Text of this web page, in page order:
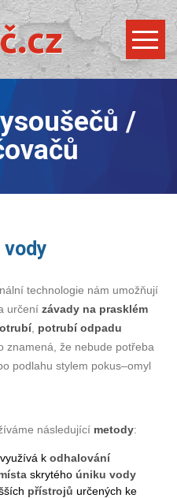
/
technologie nám umožňují
určení závady na prasklém
, potrubí odpadu
znamená, že nebude potřeba
podlahu stylem pokus–omyl
následující metody:
k odhalování
skrytého úniku vody
přístrojů určených ke